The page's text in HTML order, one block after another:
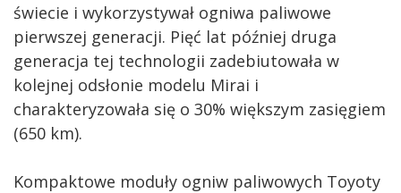
świecie i wykorzystywał ogniwa paliwowe
pierwszej generacji. Pięć lat później druga
generacja tej technologii zadebiutowała w
kolejnej odsłonie modelu Mirai i
charakteryzowała się o 30% większym zasięgiem
(650 km).
Kompaktowe moduły ogniw paliwowych Toyoty